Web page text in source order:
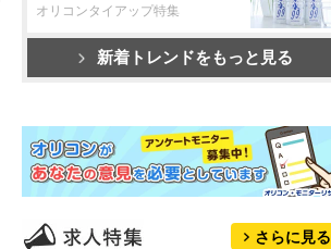
オリコンタイアップ特集
新着トレンドをもっと見る
さらに見る